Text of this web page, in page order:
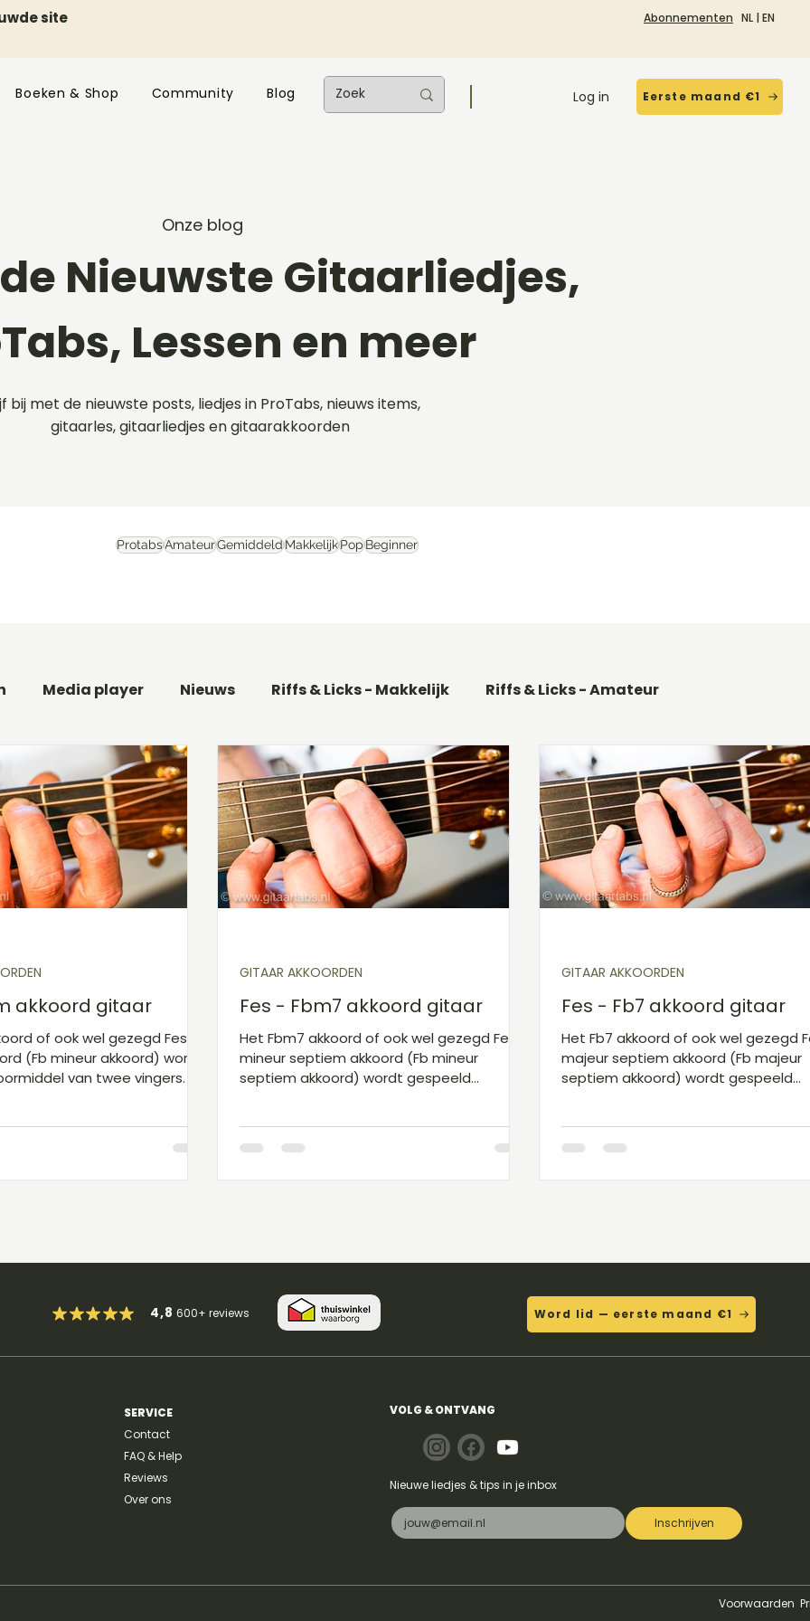
site Abonnementen NL | EN
Boeken & Shop Community Blog Log in Eerste maand €1
Onze blog
Nieuwste Gitaarliedjes,
Lessen en meer
bij met de nieuwste posts, liedjes in ProTabs, nieuws items,
gitaarles, gitaarliedjes en gitaarakkoorden
ProtabsAmateurGemiddeldMakkelijkPopBeginner
Media player Nieuws Riffs & Licks - Makkelijk Riffs & Licks - Amateur
Basgitaarles beginners Filmthema's Basgitaar songs Gitaarakkoorden C
F Gitaarakkoorden G Gitaarakkoorden A Gitaarakkoorden B Gitaarboek
en Leer Sessie
akkoord gitaar
of ook wel gezegd Fes
(Fb mineur akkoord) wordt
van twee vingers. De
volgt genoteerd worden:
Fes - Fbm7 akkoord gitaar
Het Fbm7 akkoord of ook wel gezegd Fes
mineur septiem akkoord (Fb mineur
septiem akkoord) wordt gespeeld
snaar) in het tweede vakje en de pink op
snaar 2 (B-snaar) in het derde vakje. Als
GITAAR AKKOORDEN
Fes - Fb7 akkoord gitaar
Het Fb7 akkoord of ook wel gezegd
majeur septiem akkoord (Fb majeur
septiem akkoord) wordt gespeeld
snaar) in het tweede vakje, de
op snaar 4 (D-snaar) in het tweede
GITAAR AKKOORDEN
4,8600+reviews Word lid — eerste maand €1
SERVICE
Contact
FAQ & Help
Reviews
Over ons
VOLG & ONTVANG
Nieuwe liedjes & tips in je inbox
Inschrijven
Voorwaarden